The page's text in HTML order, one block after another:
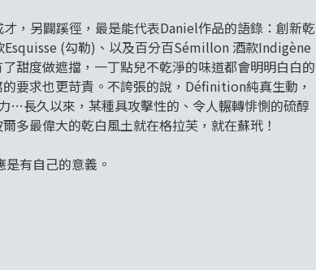
，另闢蹊徑，最是能代表Daniel作品的語錄：創新乾
(勾勒)、以及百分百Sémillon 酒款Indigène
甜度做遮擋，一丁點兒不乾淨的味道都會明明白白的
要求也更苛責。不誇張的說，Définition純真生動，
…長久以來，某種具攻擊性的、令人輾轉悱惻的硫醇
多最偉大的乾白風土就在格拉芙，就在蘇玳！
有自己的意義。